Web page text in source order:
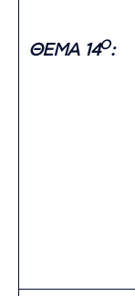
ΘΕΜΑ 14Ο: